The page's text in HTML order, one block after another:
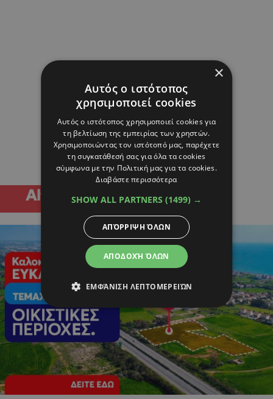
×
Αυτός ο ιστότοπος
χρησιμοποιεί cookies
Αυτός ο ιστότοπος χρησιμοποιεί cookies για
τη βελτίωση της εμπειρίας των χρηστών.
Χρησιμοποιώντας τον ιστότοπό μας, παρέχετε
τη συγκατάθεσή σας για όλα τα cookies
σύμφωνα με την Πολιτική μας για τα cookies.
Διαβάστε περισσότερα
SHOW ALL PARTNERS (1499) →
ΑΠΟΔΟΧΉ ΌΛΩΝ
ΑΠΌΡΡΙΨΗ ΌΛΩΝ
ΕΜΦΆΝΙΣΗ ΛΕΠΤΟΜΕΡΕΙΏΝ